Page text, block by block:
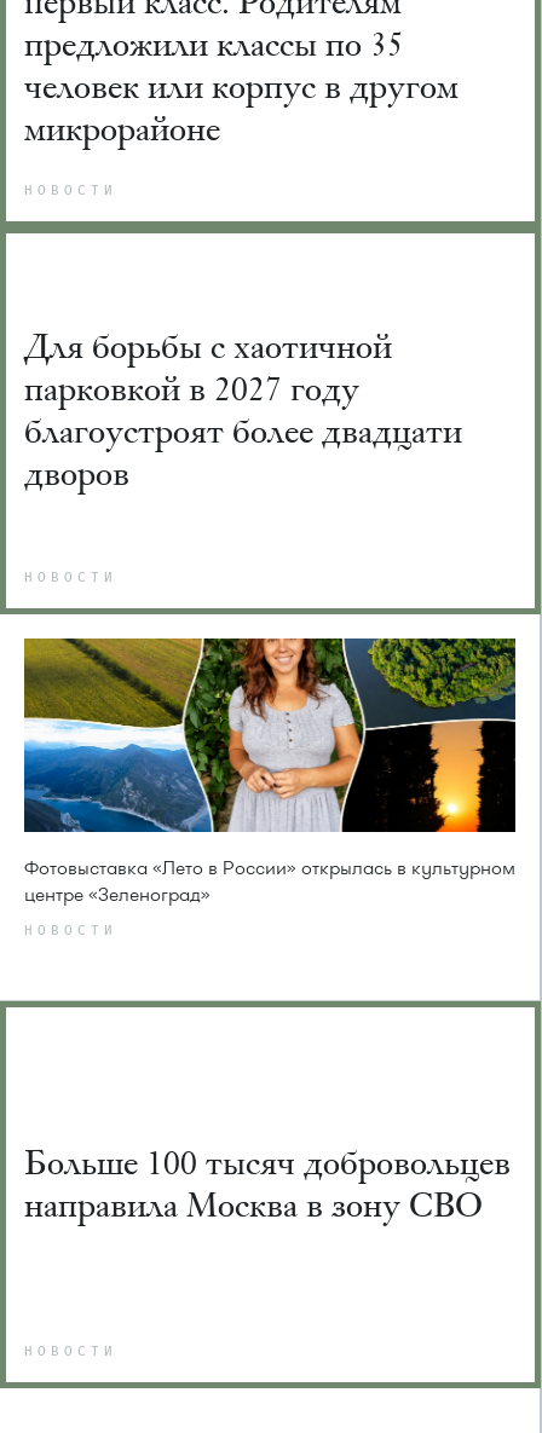
предложили классы по 35
человек или корпус в другом
микрорайоне
НОВОСТИ
Для борьбы с хаотичной
парковкой в 2027 году
благоустроят более двадцати
дворов
НОВОСТИ
Фотовыставка «Лето в России» открылась в культурном
центре «Зеленоград»
НОВОСТИ
Больше 100 тысяч добровольцев
направила Москва в зону СВО
НОВОСТИ